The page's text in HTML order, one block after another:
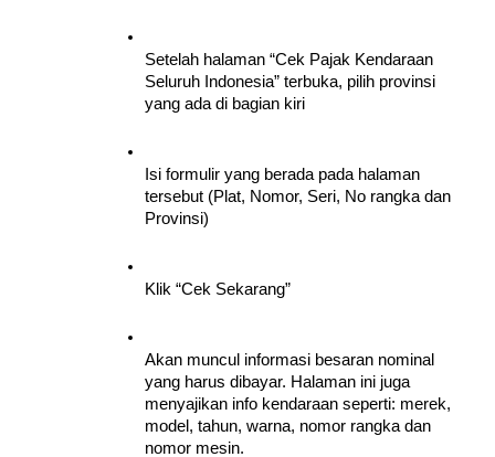
Setelah halaman “Cek Pajak Kendaraan
Seluruh Indonesia” terbuka, pilih provinsi
yang ada di bagian kiri
Isi formulir yang berada pada halaman
tersebut (Plat, Nomor, Seri, No rangka dan
Provinsi)
Klik “Cek Sekarang”
Akan muncul informasi besaran nominal
yang harus dibayar. Halaman ini juga
menyajikan info kendaraan seperti: merek,
model, tahun, warna, nomor rangka dan
nomor mesin.